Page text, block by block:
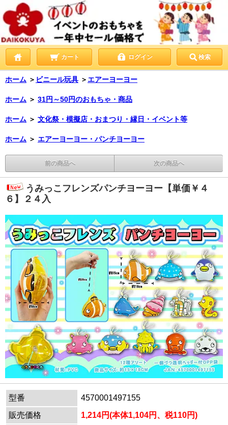
カート ログイン 検索
ホーム ＞ ビニール玩具 ＞ エアーヨーヨー
ホーム ＞ 31円～50円のおもちゃ・商品
ホーム ＞ 文化祭・模擬店・おまつり・縁日・イベント等
ホーム ＞ エアーヨーヨー・パンチヨーヨー
前の商品へ 次の商品へ
うみっこフレンズパンチヨーヨー【単価￥４
６】２４入
型番
4570001497155
販売価格
1,214円(本体1,104円、税110円)